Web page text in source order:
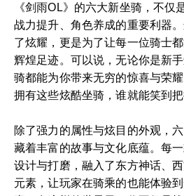
《剑雨OL》的六大新坐骑，不仅
战力提升、角色养成的重要利器
了炫耀，更是为了让每一位骑士
辉煌足迹。可以说，无论你是新
骑都能为你带来无穷的惊喜与荣
拥有这些炫酷坐骑，谁就能笑到
除了强力的属性与炫目的外观，
藏着丰富的故事与文化底蕴。每
设计与打磨，融入了东方神话、
元素，让玩家在骑乘的也能体验